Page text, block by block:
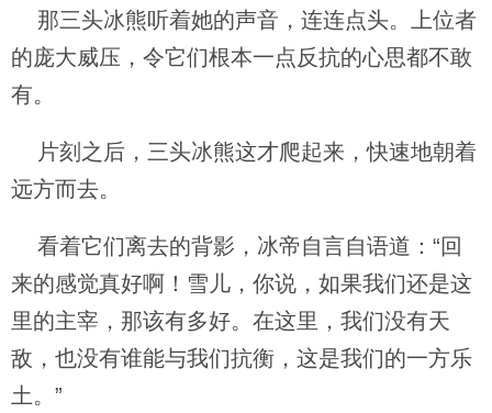
那三头冰熊听着她的声音，连连点头。上位者
的庞大威压，令它们根本一点反抗的心思都不敢
有。
片刻之后，三头冰熊这才爬起来，快速地朝着
远方而去。
看着它们离去的背影，冰帝自言自语道：“回
来的感觉真好啊！雪儿，你说，如果我们还是这
里的主宰，那该有多好。在这里，我们没有天
敌，也没有谁能与我们抗衡，这是我们的一方乐
土。”